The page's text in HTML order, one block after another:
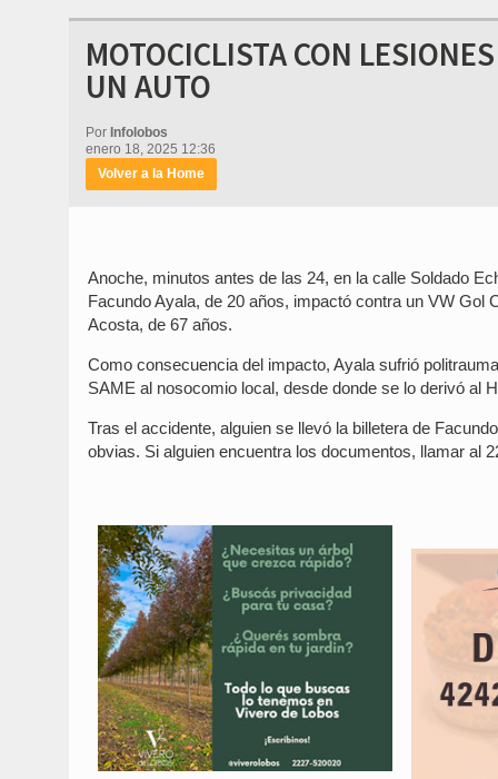
MOTOCICLISTA CON
UN AUTO
Por Infolobos
enero 18, 2025 12:36
Volver a la Home
Anoche, minutos antes de las 24, en la calle Soldado
Facundo Ayala, de 20 años, impactó contra un VW Gol
Acosta, de 67 años.
Como consecuencia del impacto, Ayala sufrió
SAME al nosocomio local, desde donde se lo derivó al
Tras el accidente, alguien se llevó la billetera de
obvias. Si alguien encuentra los documentos, llamar al